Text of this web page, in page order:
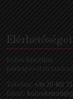
Kolos Krisztina
párkapcsolati
Telefon: +36 20 401
Email: